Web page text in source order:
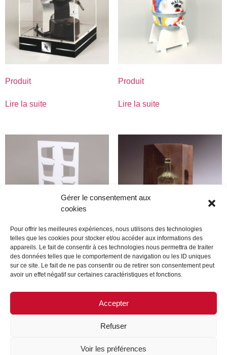
Gérer le consentement aux
cookies
Pour offrir les meilleures expériences, nous utilisons des technologies
telles que les cookies pour stocker et/ou accéder aux informations des
appareils. Le fait de consentir à ces technologies nous permettra de traiter
des données telles que le comportement de navigation ou les ID uniques
sur ce site. Le fait de ne pas consentir ou de retirer son consentement peut
avoir un effet négatif sur certaines caractéristiques et fonctions.
Accepter
Refuser
Voir les préférences
Produit
Lire la suite
Produit
Lire la suite
Produit
Lire la suite
Produit
Lire la suite